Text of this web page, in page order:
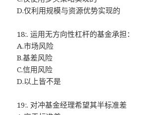
D.仅利用规模与资源优势实现的
18:. 运用无方向性杠杆的基金承担：
A.市场风险
B.基差风险
C.信用风险
D.以上皆不是
19:. 对冲基金经理希望其半标准差